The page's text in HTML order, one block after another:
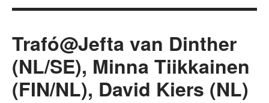
Trafó@Jefta van Dinther
(NL/SE), Minna Tiikkainen
(FIN/NL), David Kiers (NL)